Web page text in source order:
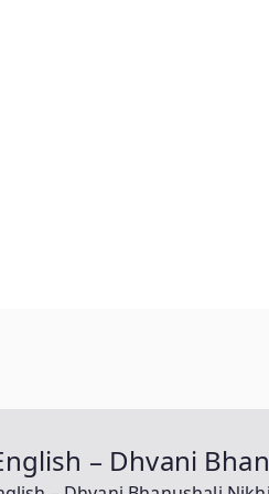
– Dhvani